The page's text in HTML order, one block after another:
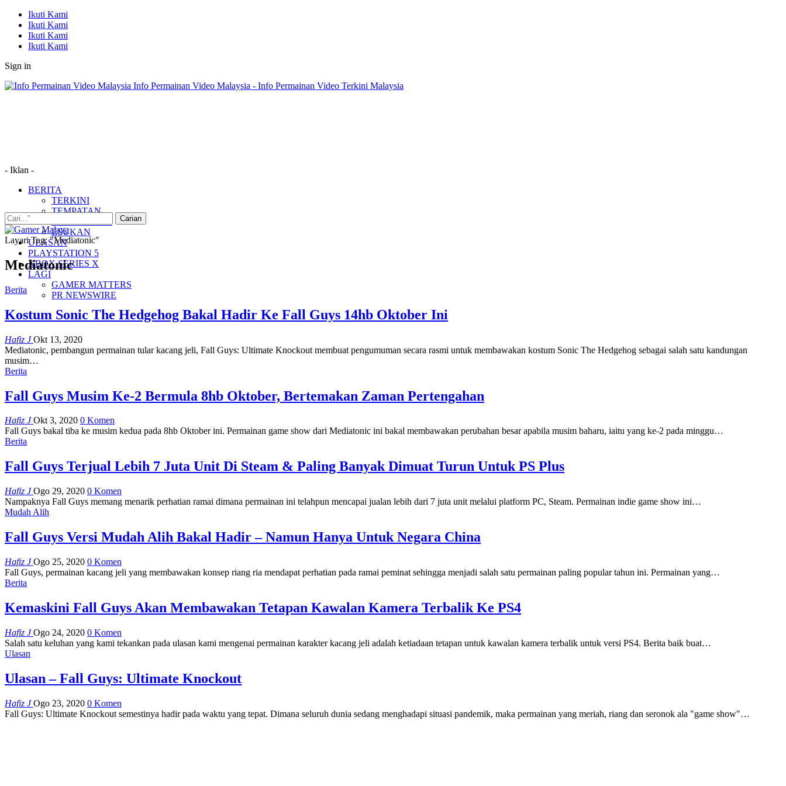
Ikuti Kami
Ikuti Kami
Ikuti Kami
Ikuti Kami
Sign in
Info Permainan Video Malaysia - Info Permainan Video Terkini Malaysia
- Iklan -
BERITA
TERKINI
TEMPATAN
ESUKAN
ULASAN
PLAYSTATION 5
XBOX SERIES X
LAGI
GAMER MATTERS
PR NEWSWIRE
Layari Tag: "Mediatonic"
Mediatonic
Berita
Kostum Sonic The Hedgehog Bakal Hadir Ke Fall Guys 14hb Oktober Ini
Hafiz JOkt 13, 2020
Mediatonic, pembangun permainan tular kacang jeli, Fall Guys: Ultimate Knockout membuat pengumuman secara rasmi untuk membawakan kostum Sonic The Hedgehog sebagai salah satu kandungan
musim…
Berita
Fall Guys Musim Ke-2 Bermula 8hb Oktober, Bertemakan Zaman Pertengahan
Hafiz JOkt 3, 2020 0 Komen
Fall Guys bakal tiba ke musim kedua pada 8hb Oktober ini. Permainan game show dari Mediatonic ini bakal membawakan perubahan besar apabila musim baharu, iaitu yang ke-2 pada minggu…
Berita
Fall Guys Terjual Lebih 7 Juta Unit Di Steam & Paling Banyak Dimuat Turun Untuk PS Plus
Hafiz JOgo 29, 2020 0 Komen
Nampaknya Fall Guys memang menarik perhatian ramai dimana permainan ini telahpun mencapai jualan lebih dari 7 juta unit melalui platform PC, Steam. Permainan indie game show ini…
Mudah Alih
Fall Guys Versi Mudah Alih Bakal Hadir – Namun Hanya Untuk Negara China
Hafiz JOgo 25, 2020 0 Komen
Fall Guys, permainan kacang jeli yang membawakan konsep riang ria mendapat perhatian pada ramai peminat sehingga menjadi salah satu permainan paling popular tahun ini. Permainan yang…
Berita
Kemaskini Fall Guys Akan Membawakan Tetapan Kawalan Kamera Terbalik Ke PS4
Hafiz JOgo 24, 2020 0 Komen
Salah satu keluhan yang kami tekankan pada ulasan kami mengenai permainan karakter kacang jeli adalah ketiadaan tetapan untuk kawalan kamera terbalik untuk versi PS4. Berita baik buat…
Ulasan
Ulasan – Fall Guys: Ultimate Knockout
Hafiz JOgo 23, 2020 0 Komen
Fall Guys: Ultimate Knockout semestinya hadir pada waktu yang tepat. Dimana seluruh dunia sedang menghadapi situasi pandemik, maka permainan yang meriah, riang dan seronok ala "game show"…